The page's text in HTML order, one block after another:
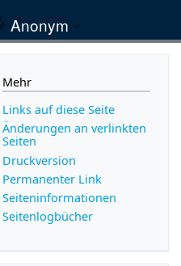
Anonym
Mehr
Links auf diese Seite
Änderungen an verlinkten
Seiten
Druckversion
Permanenter Link
Seiten­­informationen
Seitenlogbücher